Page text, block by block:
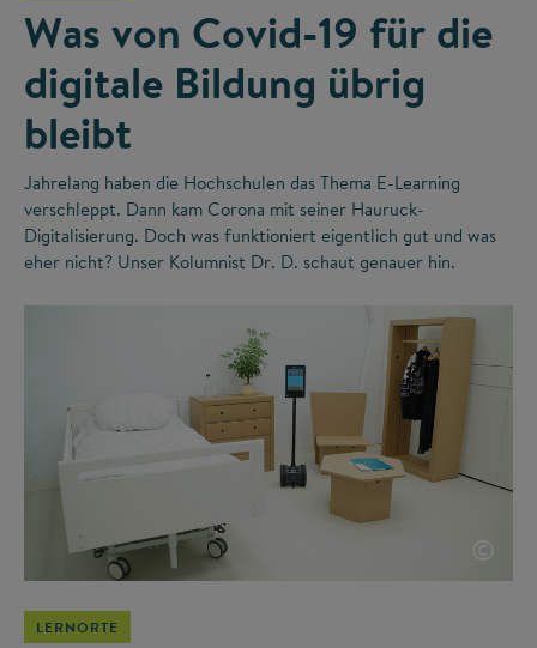
Was von Covid-19 für die
digitale Bildung übrig
bleibt
Jahrelang haben die Hochschulen das Thema E-Learning
verschleppt. Dann kam Corona mit seiner Hauruck-
Digitalisierung. Doch was funktioniert eigentlich gut und was
eher nicht? Unser Kolumnist Dr. D. schaut genauer hin.
©
LERNORTE